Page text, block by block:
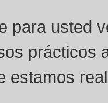
para usted
prácticos
estamos